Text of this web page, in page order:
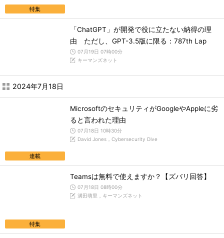
特集
「ChatGPT」が開発で役に立たない納得の理
由 ただし、GPT-3.5版に限る：787th Lap
07月19日 07時00分
キーマンズネット
2024年7月18日
連載
MicrosoftのセキュリティがGoogleやAppleに劣
ると言われた理由
07月18日 10時30分
David Jones，Cybersecurity Dive
特集
Teamsは無料で使えますか？【ズバリ回答】
07月18日 08時00分
溝田萌里，キーマンズネット